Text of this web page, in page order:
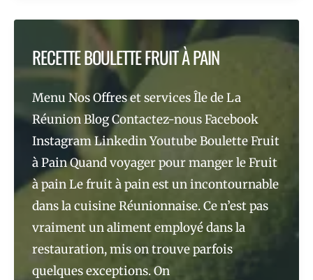
SAUCISSE
RECETTE BOULETTE FRUIT À PAIN
Menu Nos Offres et services Île de La
Réunion Blog Contactez-nous Facebook
Instagram Linkedin Youtube Boulette Fruit
à Pain Quand voyager pour manger le Fruit
à pain Le fruit à pain est un incontournable
dans la cuisine Réunionnaise. Ce n’est pas
vraiment un aliment employé dans la
restauration, mis on trouve parfois
quelques exceptions. On